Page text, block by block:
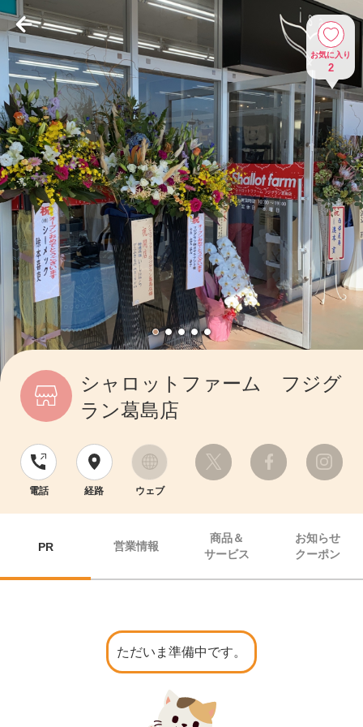
お気に入り
2
シャロットファーム フジグ
ラン葛島店
電話 経路 ウェブ
PR 営業情報
商品＆
サービス
お知らせ
クーポン
ただいま準備中です。